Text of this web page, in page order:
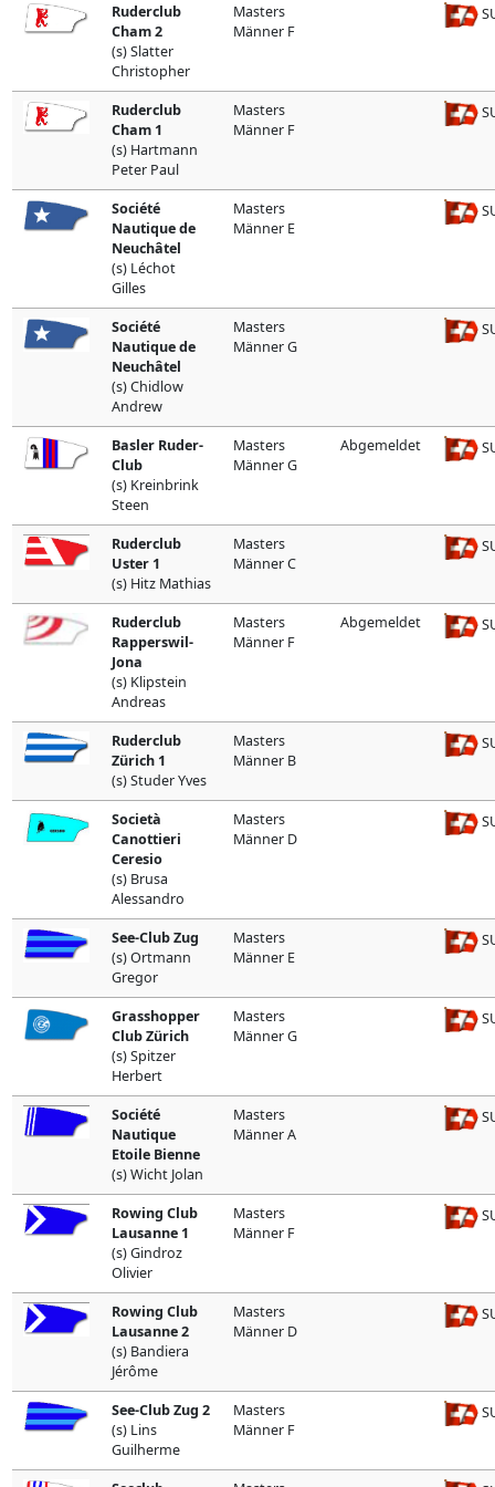
Ruderclub
Cham 2
(s) Slatter
Christopher
Masters
Männer F
Ruderclub
Cham 1
(s) Hartmann
Peter Paul
Masters
Männer F
Société
Nautique de
Neuchâtel
(s) Léchot
Gilles
Masters
Männer E
Société
Nautique de
Neuchâtel
(s) Chidlow
Andrew
Masters
Männer G
Basler Ruder-
Club
(s) Kreinbrink
Steen
Masters
Männer G
Abgemeldet
Ruderclub
Uster 1
(s) Hitz Mathias
Masters
Männer C
Ruderclub
Rapperswil-
Jona
(s) Klipstein
Andreas
Masters
Männer F
Abgemeldet
Ruderclub
Zürich 1
(s) Studer Yves
Masters
Männer B
Società
Canottieri
Ceresio
(s) Brusa
Alessandro
Masters
Männer D
See-Club Zug
(s) Ortmann
Gregor
Masters
Männer E
Grasshopper
Club Zürich
(s) Spitzer
Herbert
Masters
Männer G
Société
Nautique
Etoile Bienne
(s) Wicht Jolan
Masters
Männer A
Rowing Club
Lausanne 1
(s) Gindroz
Olivier
Masters
Männer F
Rowing Club
Lausanne 2
(s) Bandiera
Jérôme
Masters
Männer D
See-Club Zug 2
(s) Lins
Guilherme
Masters
Männer F